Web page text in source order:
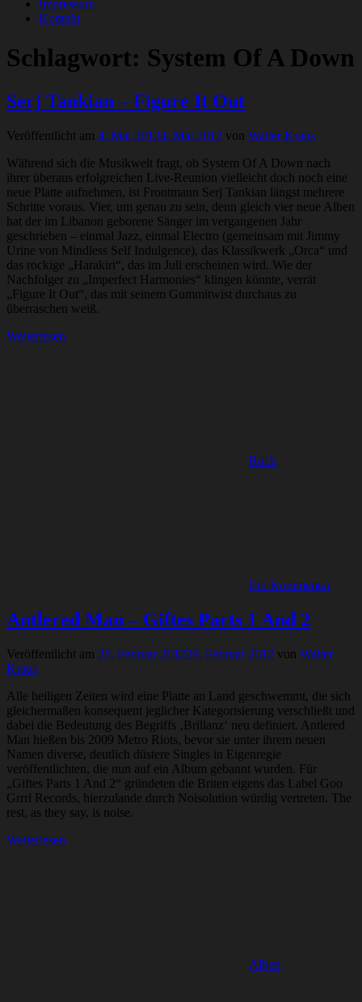
Impressum
Kontakt
Schlagwort: System Of A Down
Serj Tankian – Figure It Out
Veröffentlicht am 4. Mai 20124. Mai 2012 von Walter Kraus
Während sich die Musikwelt fragt, ob System Of A Down nach
ihrer überaus erfolgreichen Live-Reunion vielleicht doch noch eine
neue Platte aufnehmen, ist Frontmann Serj Tankian längst mehrere
Schritte voraus. Vier, um genau zu sein, denn gleich vier neue Alben
hat der im Libanon geborene Sänger im vergangenen Jahr
geschrieben – einmal Jazz, einmal Electro (gemeinsam mit Jimmy
Urine von Mindless Self Indulgence), das Klassikwerk „Orca“ und
das rockige „Harakiri“, das im Juli erscheinen wird. Wie der
Nachfolger zu „Imperfect Harmonies“ klingen könnte, verrät
„Figure It Out“, das mit seinem Gummitwist durchaus zu
überraschen weiß.
Weiterlesen
Rock
Ein Kommentar
Antlered Man – Giftes Parts 1 And 2
Veröffentlicht am 28. Februar 201229. Februar 2012 von Walter
Kraus
Alle heiligen Zeiten wird eine Platte an Land geschwemmt, die sich
gleichermaßen konsequent jeglicher Kategorisierung verschließt und
dabei die Bedeutung des Begriffs ‚Brillanz‘ neu definiert. Antlered
Man hießen bis 2009 Metro Riots, bevor sie unter ihrem neuen
Namen diverse, deutlich düstere Singles in Eigenregie
veröffentlichten, die nun auf ein Album gebannt wurden. Für
„Giftes Parts 1 And 2“ gründeten die Briten eigens das Label Goo
Grrrl Records, hierzulande durch Noisolution würdig vertreten. The
rest, as they say, is noise.
Weiterlesen
Alben